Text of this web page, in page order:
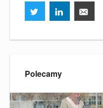
Polecamy